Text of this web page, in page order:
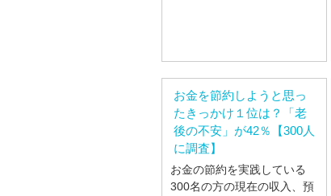
お金を節約しようと思っ
たきっかけ１位は？「老
後の不安」が42％【300人
に調査】
お金の節約を実践している
300名の方の現在の収入、預